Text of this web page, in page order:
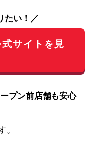
たい！／
サイトを見
プン前店舗も安心